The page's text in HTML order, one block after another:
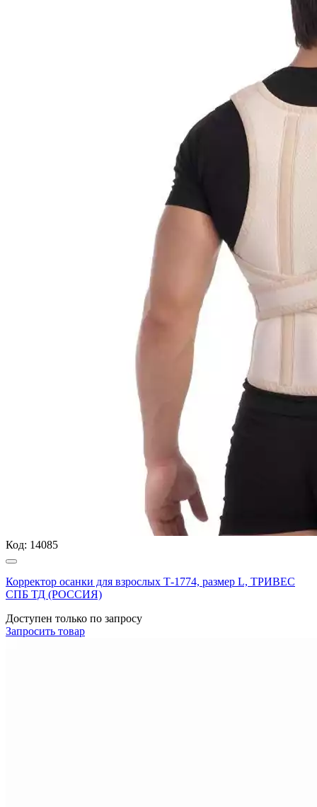
Код: 14085
Корректор осанки для взрослых Т-1774, размер L, ТРИВЕС
СПБ ТД (РОССИЯ)
Доступен только по запросу
Запросить товар